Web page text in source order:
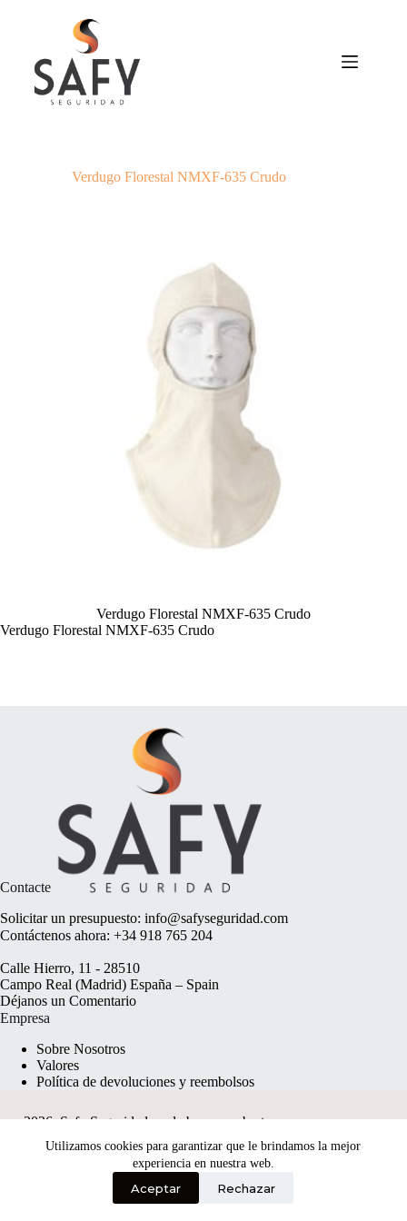
Utilizamos cookies para garantizar que le brindamos la mejor
experiencia en nuestra web.
Aceptar Rechazar
Verdugo Florestal NMXF-635 Crudo
Verdugo Florestal NMXF-635 Crudo
Verdugo Florestal NMXF-635 Crudo
Contacte
Solicitar un presupuesto: info@safyseguridad.com
Contáctenos ahora: +34 918 765 204
Calle Hierro, 11 - 28510
Campo Real (Madrid) España – Spain
Déjanos un Comentario
Empresa
Sobre Nosotros
Valores
Política de devoluciones y reembolsos
2026, Safy Seguridad made byanyweb.pt